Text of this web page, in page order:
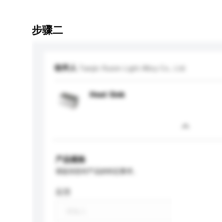
步骤二
收件人 Tianjin Ruixin Light Alloy Co., Ltd.
Heat Sink
产品规格